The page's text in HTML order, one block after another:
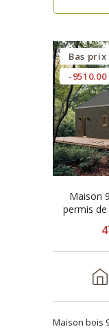
Bas prix
-9510.00
Maison
permis de
Maison bois